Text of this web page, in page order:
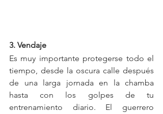
3. Vendaje
Es muy importante protegerse todo el
tiempo, desde la oscura calle después
de una larga jornada en la chamba
hasta con los golpes de tu
entrenamiento diario. El guerrero